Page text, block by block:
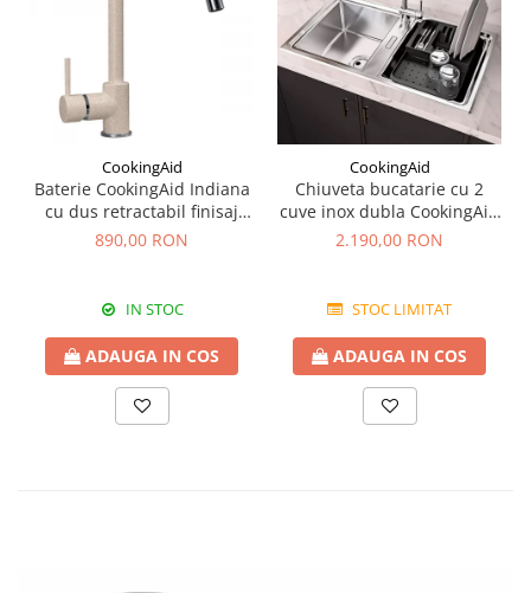
CookingAid
Baterie CookingAid Indiana
cu dus retractabil finisaj
granit Bej Pigmentat /
890,00 RON
IN STOC
ADAUGA IN COS
CookingAid
Chiuveta bucatarie cu 2
cuve inox dubla CookingAid
FUSION 86BB
2.190,00 RON
STOC LIMITAT
ADAUGA IN COS